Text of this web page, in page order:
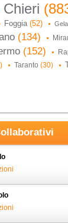
Chieri
Foggia (52) Gela
(134)
(152)
Taranto (30)